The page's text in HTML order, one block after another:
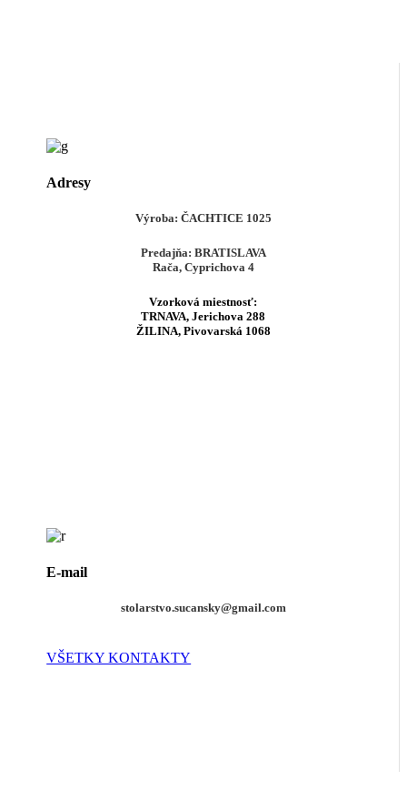
Adresy
Výroba: ČACHTICE 1025
Predajňa: BRATISLAVA
Rača, Cyprichova 4
Vzorková miestnosť:
TRNAVA, Jerichova 288
ŽILINA, Pivovarská 1068
E-mail
stolarstvo.sucansky@gmail.com
VŠETKY KONTAKTY